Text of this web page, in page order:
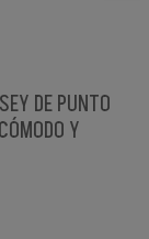
DE PUNTO
Y